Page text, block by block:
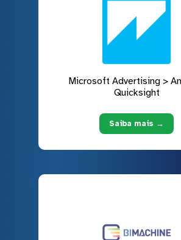
Microsoft Advertising >
Quicksight
Saiba mais →